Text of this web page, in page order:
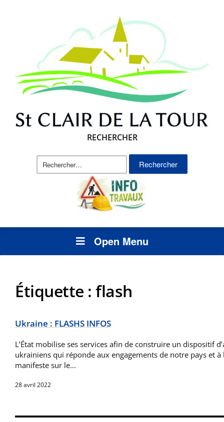
RECHERCHER
Rechercher :
Open Menu
Étiquette : flash
Ukraine : FLASHS INFOS
L’État mobilise ses services afin de construire un dispositif
ukrainiens qui réponde aux engagements de notre pays et à
manifeste sur le…
28 avril 2022